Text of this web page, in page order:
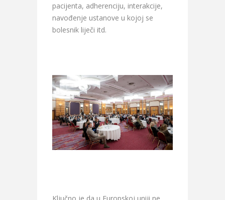
pacijenta, adherenciju, interakcije,
navođenje ustanove u kojoj se
bolesnik liječi itd.